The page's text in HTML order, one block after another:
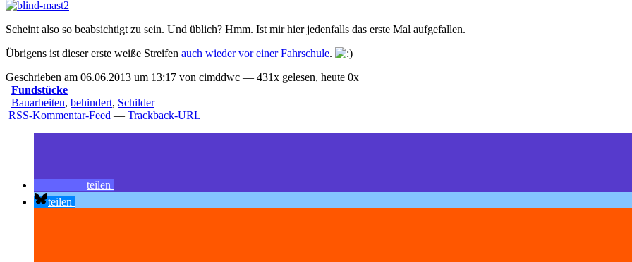
Scheint also so beabsichtigt zu sein. Und üblich? Hmm. Ist mir hier jedenfalls das erste Mal aufgefallen.
Übrigens ist dieser erste weiße Streifen auch wieder vor einer Fahrschule.
Geschrieben am 06.06.2013 um 13:17 von cimddwc — 431x gelesen, heute 0x
Fundstücke
Bauarbeiten, behindert, Schilder
RSS-Kommentar-Feed — Trackback-URL
teilen
teilen